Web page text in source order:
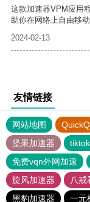
这款加速器VPM应用
助你在网络上自由移动
2024-02-13
友情链接
网站地图 QuickQ
坚果加速器
免费vqn外网加速
旋风加速器
八戒
黑豹加速器
一元